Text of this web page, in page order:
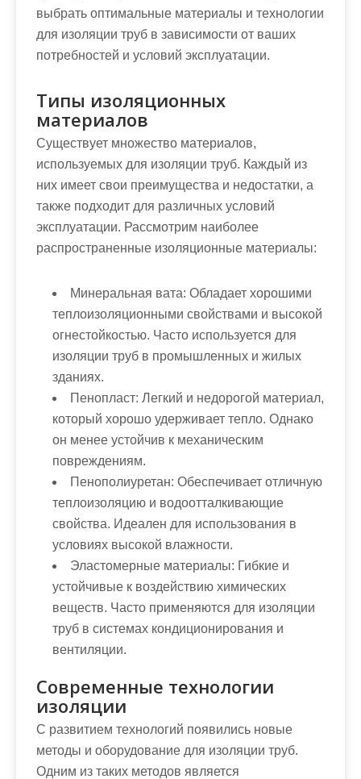
выбрать оптимальные материалы и технологии
для изоляции труб в зависимости от ваших
потребностей и условий эксплуатации.
Типы изоляционных
материалов
Существует множество материалов,
используемых для изоляции труб. Каждый из
них имеет свои преимущества и недостатки, а
также подходит для различных условий
эксплуатации. Рассмотрим наиболее
распространенные изоляционные материалы:
Минеральная вата: Обладает хорошими
теплоизоляционными свойствами и высокой
огнестойкостью. Часто используется для
изоляции труб в промышленных и жилых
зданиях.
Пенопласт: Легкий и недорогой материал,
который хорошо удерживает тепло. Однако
он менее устойчив к механическим
повреждениям.
Пенополиуретан: Обеспечивает отличную
теплоизоляцию и водоотталкивающие
свойства. Идеален для использования в
условиях высокой влажности.
Эластомерные материалы: Гибкие и
устойчивые к воздействию химических
веществ. Часто применяются для изоляции
труб в системах кондиционирования и
вентиляции.
Современные технологии
изоляции
С развитием технологий появились новые
методы и оборудование для изоляции труб.
Одним из таких методов является